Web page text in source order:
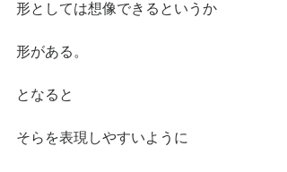
形としては想像できるというか
形がある。
となると
そらを表現しやすいように